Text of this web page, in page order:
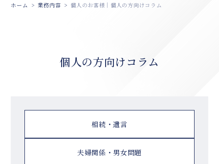
ホーム 業務内容 個人のお客様｜個人の方向けコラム
個人の方向けコラム
相続・遺言
夫婦関係・男女問題